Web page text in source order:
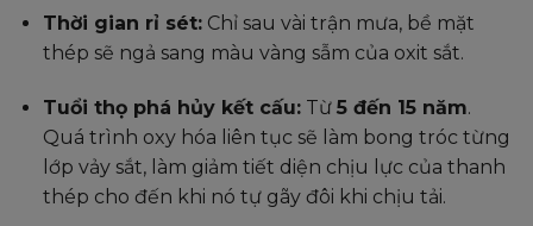
Thời gian rỉ sét:Chỉ sau vài trận mưa, bề mặt
thép sẽ ngả sang màu vàng sẫm của oxit sắt.
Tuổi thọ phá hủy kết cấu:Từ 5 đến 15 năm.
Quá trình oxy hóa liên tục sẽ làm bong tróc từng
lớp vảy sắt, làm giảm tiết diện chịu lực của thanh
thép cho đến khi nó tự gãy đôi khi chịu tải.